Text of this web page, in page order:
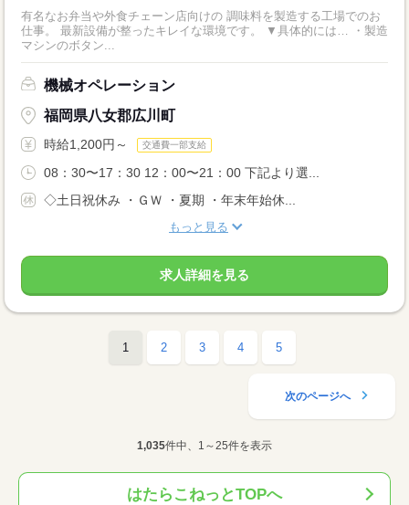
有名なお弁当や外食チェーン店向けの 調味料を製造する工場でのお
仕事。 最新設備が整ったキレイな環境です。 ▼具体的には… ・製造
マシンのボタン...
機械オペレーション
福岡県八女郡広川町
時給1,200円～ 交通費一部支給
08：30〜17：30 12：00〜21：00 下記より選...
◇土日祝休み ・ＧＷ ・夏期 ・年末年始休...
もっと見る
求人詳細を見る
1 2 3 4 5
次のページへ
1,035件中、1～25件を表示
はたらこねっとTOPへ